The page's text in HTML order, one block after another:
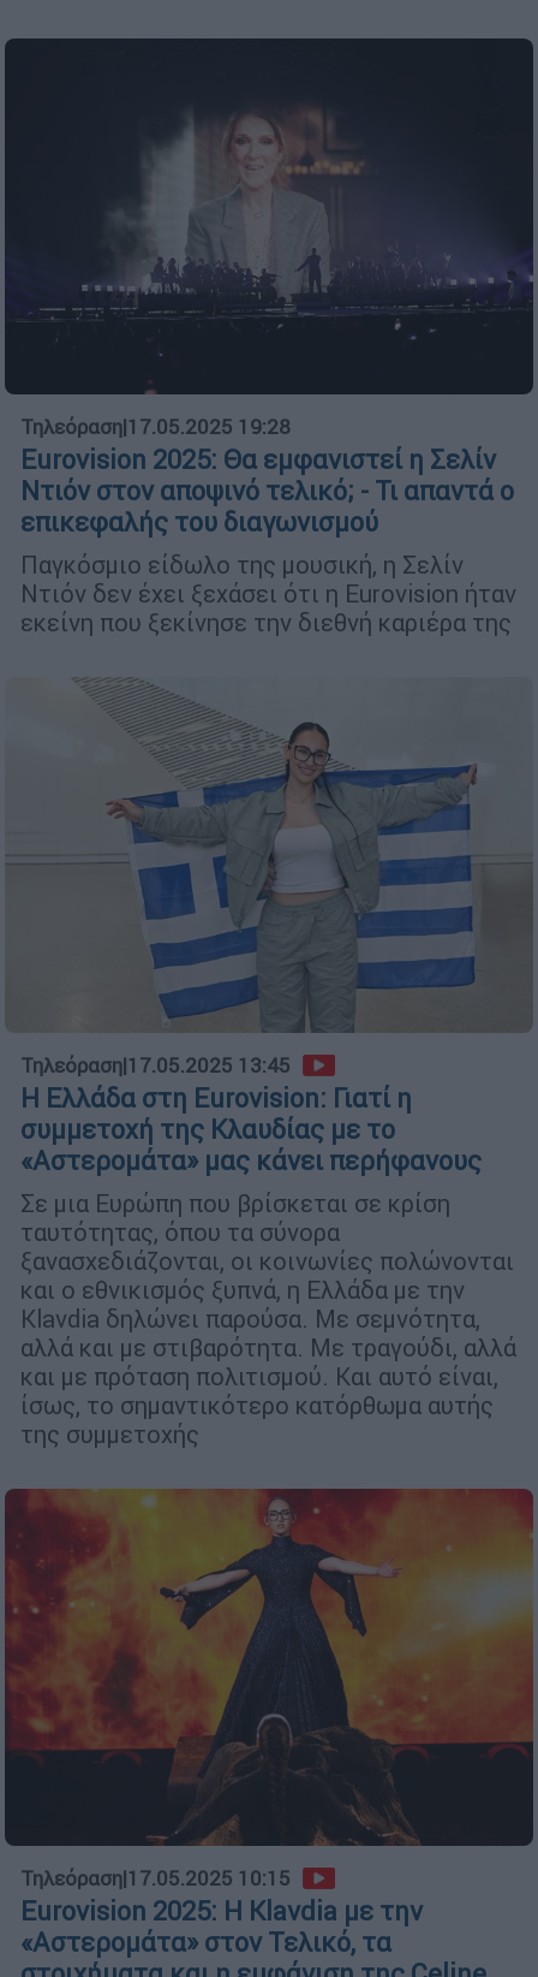
Τηλεόραση|17.05.2025 19:28
Eurovision 2025: Θα εμφανιστεί η Σελίν
Ντιόν στον αποψινό τελικό; - Τι απαντά ο
επικεφαλής του διαγωνισμού
Παγκόσμιο είδωλο της μουσική, η Σελίν
Ντιόν δεν έχει ξεχάσει ότι η Eurovision ήταν
εκείνη που ξεκίνησε την διεθνή καριέρα της
Τηλεόραση|17.05.2025 13:45
Η Ελλάδα στη Eurovision: Γιατί η
συμμετοχή της Κλαυδίας με το
«Αστερομάτα» μας κάνει περήφανους
Σε μια Ευρώπη που βρίσκεται σε κρίση
ταυτότητας, όπου τα σύνορα
ξανασχεδιάζονται, οι κοινωνίες πολώνονται
και ο εθνικισμός ξυπνά, η Ελλάδα με την
Klavdia δηλώνει παρούσα. Με σεμνότητα,
αλλά και με στιβαρότητα. Με τραγούδι, αλλά
και με πρόταση πολιτισμού. Και αυτό είναι,
ίσως, το σημαντικότερο κατόρθωμα αυτής
της συμμετοχής
Τηλεόραση|17.05.2025 10:15
Eurovision 2025: Η Klavdia με την
«Αστερομάτα» στον Τελικό, τα